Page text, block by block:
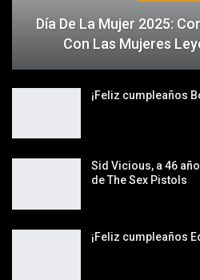
Día De La Mujer 2025:
Con Las Mujeres
¡Feliz cumpleaños
Sid Vicious, a 46
de The Sex Pistols
¡Feliz cumpleaños